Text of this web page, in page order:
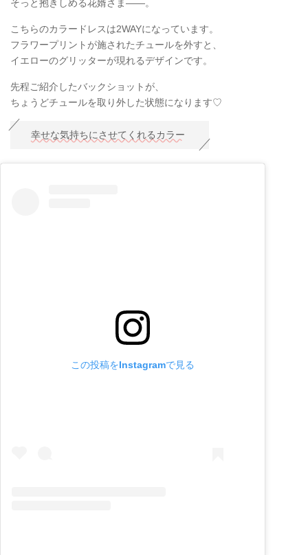
そっと抱きしめる花婿さま――。
こちらのカラードレスは2WAYになっています。
フラワープリントが施されたチュールを外すと、
イエローのグリッターが現れるデザインです。
先程ご紹介したバックショットが、
ちょうどチュールを取り外した状態になります♡
幸せな気持ちにさせてくれるカラー
この投稿をInstagramで見る